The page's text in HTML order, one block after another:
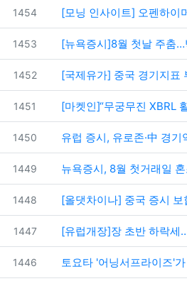
번호
1454 [모닝 인사이트] 오펜하
번호
1453 [뉴욕증시]8월 첫날 주춤
번호
1452 [국제유가] 중국 경기지
번호
1451 [마켓인]“무궁무진 XBRL
번호
1450 유럽 증시, 유로존·中 경
번호
1449 뉴욕증시, 8월 첫거래일
번호
1448 [올댓차이나] 중국 증시
번호
1447 [유럽개장]장 초반 하락
번호
1446 토요타 '어닝서프라이즈'